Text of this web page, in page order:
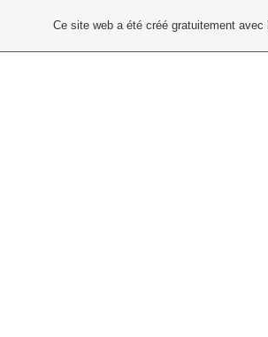
Ce site web a été créé gratuitement avec